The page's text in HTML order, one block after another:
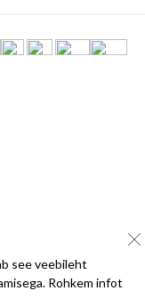
see veebileht
Rohkem infot